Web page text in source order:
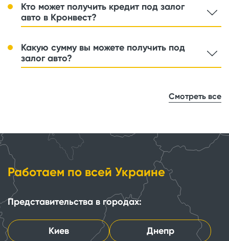
Кто может получить кредит под залог
авто в Кронвест?
Какую сумму вы можете получить под
залог авто?
Смотреть все
Работаем по всей Украине
Представительства в городах:
Киев
Днепр